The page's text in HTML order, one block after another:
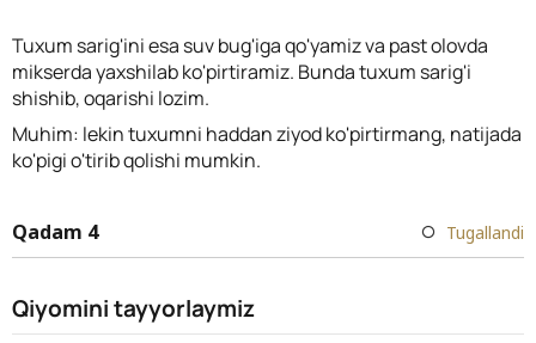
Tuxum sarig'ini esa suv bug'iga qo'yamiz va past olovda
mikserda yaxshilab ko'pirtiramiz. Bunda tuxum sarig'i
shishib, oqarishi lozim.
Muhim: lekin tuxumni haddan ziyod ko'pirtirmang, natijada
ko'pigi o'tirib qolishi mumkin.
Qadam 4 Tugallandi
Qiyomini tayyorlaymiz